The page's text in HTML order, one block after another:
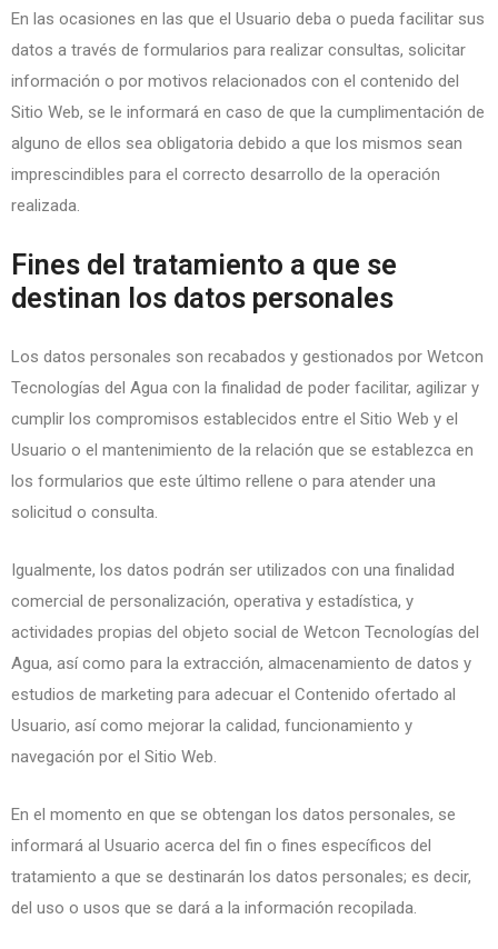
En las ocasiones en las que el Usuario deba o pueda facilitar sus
datos a través de formularios para realizar consultas, solicitar
información o por motivos relacionados con el contenido del
Sitio Web, se le informará en caso de que la cumplimentación de
alguno de ellos sea obligatoria debido a que los mismos sean
imprescindibles para el correcto desarrollo de la operación
realizada.
Fines del tratamiento a que se
destinan los datos personales
Los datos personales son recabados y gestionados por Wetcon
Tecnologías del Agua con la finalidad de poder facilitar, agilizar y
cumplir los compromisos establecidos entre el Sitio Web y el
Usuario o el mantenimiento de la relación que se establezca en
los formularios que este último rellene o para atender una
solicitud o consulta.
Igualmente, los datos podrán ser utilizados con una finalidad
comercial de personalización, operativa y estadística, y
actividades propias del objeto social de Wetcon Tecnologías del
Agua, así como para la extracción, almacenamiento de datos y
estudios de marketing para adecuar el Contenido ofertado al
Usuario, así como mejorar la calidad, funcionamiento y
navegación por el Sitio Web.
En el momento en que se obtengan los datos personales, se
informará al Usuario acerca del fin o fines específicos del
tratamiento a que se destinarán los datos personales; es decir,
del uso o usos que se dará a la información recopilada.